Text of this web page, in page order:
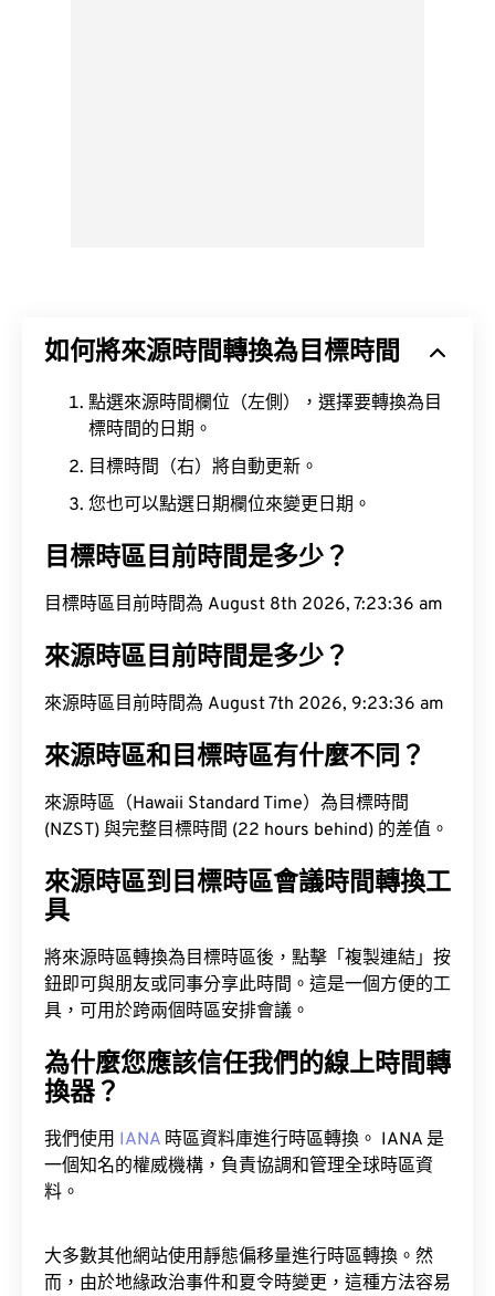
如何將來源時間轉換為目標時間
點選來源時間欄位（左側），選擇要轉換為目
標時間的日期。
目標時間（右）將自動更新。
您也可以點選日期欄位來變更日期。
目標時區目前時間是多少？
目標時區目前時間為 August 8th 2026, 7:23:37 am
來源時區目前時間是多少？
來源時區目前時間為 August 7th 2026, 9:23:37 am
來源時區和目標時區有什麼不同？
來源時區（Hawaii Standard Time）為目標時間
(NZST) 與完整目標時間 (22 hours behind) 的差值。
來源時區到目標時區會議時間轉換工
具
將來源時區轉換為目標時區後，點擊「複製連結」按
鈕即可與朋友或同事分享此時間。這是一個方便的工
具，可用於跨兩個時區安排會議。
為什麼您應該信任我們的線上時間轉
換器？
我們使用 IANA 時區資料庫進行時區轉換。 IANA 是
一個知名的權威機構，負責協調和管理全球時區資
料。
大多數其他網站使用靜態偏移量進行時區轉換。然
而，由於地緣政治事件和夏令時變更，這種方法容易